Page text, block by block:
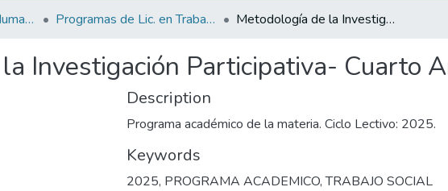
Facultad de Ciencias Humanas y Sociales Programas de Lic. en Trabajo Social Metodología de la Investigación Participativa- Cuarto Año- Turno Noche
Investigación Participativa- Cuarto
Description
Programa académico de la materia. Ciclo Lectivo: 2025.
Keywords
2025, PROGRAMA ACADEMICO,TRABAJO SOCIAL